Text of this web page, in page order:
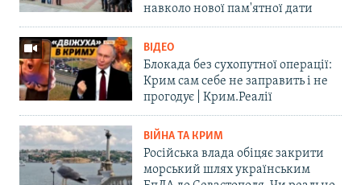
навколо нової пам'ятної дати
ВІДЕО
Блокада без сухопутної операції:
Крим сам себе не заправить і не
прогодує | Крим.Реалії
ВІЙНА ТА КРИМ
Російська влада обіцяє закрити
морський шлях українським